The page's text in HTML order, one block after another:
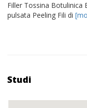
Filler Tossina Botulinica
pulsata Peeling Fili di
Studi